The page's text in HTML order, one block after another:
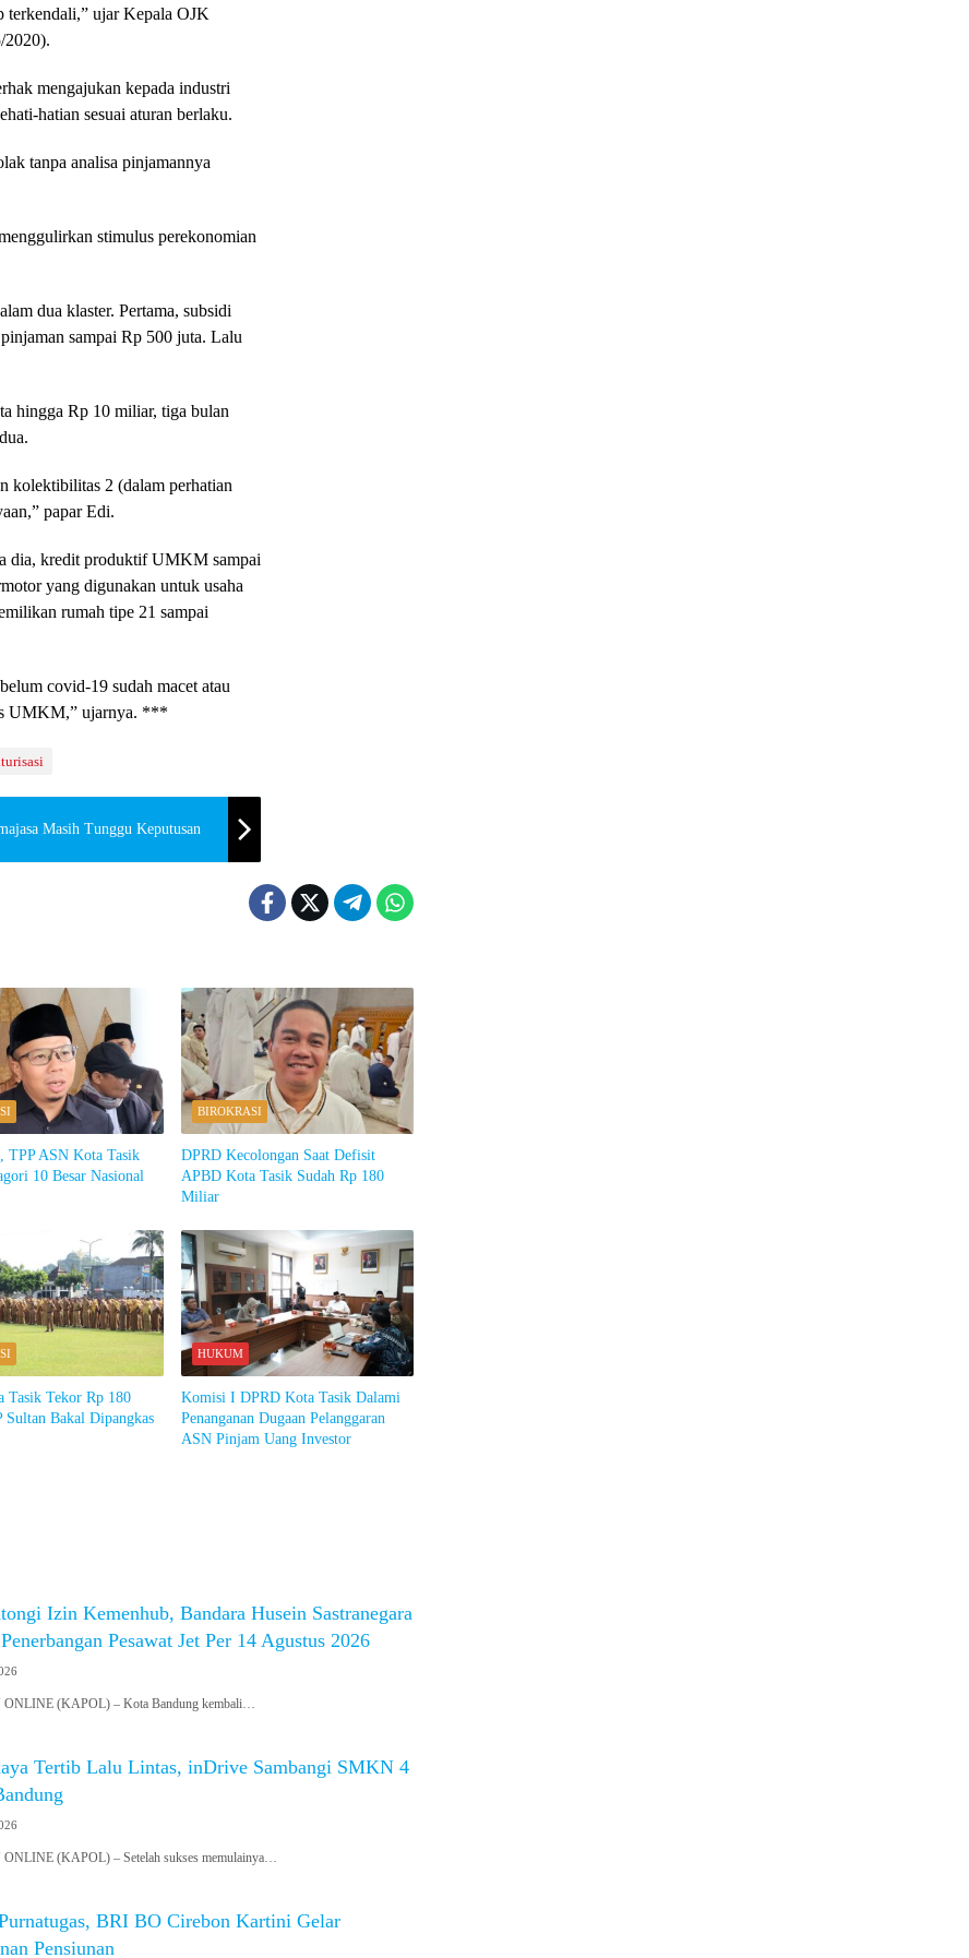
terkendali,” ujar Kepala OJK
2020).
mengajukan kepada industri
hatian sesuai aturan berlaku.
tanpa analisa pinjamannya
stimulus perekonomian
dua klaster. Pertama, subsidi
sampai Rp 500 juta. Lalu
hingga Rp 10 miliar, tiga bulan
kolektibilitas 2 (dalam perhatian
papar Edi.
dia, kredit produktif UMKM sampai
yang digunakan untuk usaha
rumah tipe 21 sampai
covid-19 sudah macet atau
UMKM,” ujarnya. ***
Masih Tunggu Keputusan
TPP ASN Kota Tasik
10 Besar Nasional
BIROKRASI
DPRD Kecolongan Saat Defisit
APBD Kota Tasik Sudah Rp 180
Miliar
Tasik Tekor Rp 180
Bakal Dipangkas
HUKUM
Komisi I DPRD Kota Tasik Dalami
Penanganan Dugaan Pelanggaran
ASN Pinjam Uang Investor
Izin Kemenhub, Bandara Husein Sastranegara
Pesawat Jet Per 14 Agustus 2026
(KAPOL) – Kota Bandung kembali…
Tertib Lalu Lintas, inDrive Sambangi SMKN 4
(KAPOL) – Setelah sukses memulainya…
BRI BO Cirebon Kartini Gelar
Pensiunan